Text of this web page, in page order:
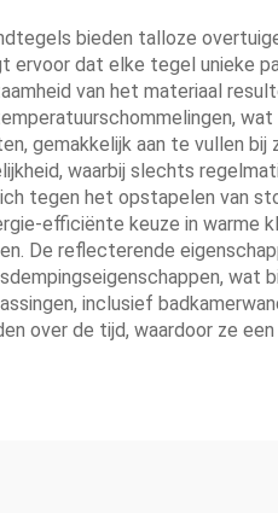
bieden talloze
ervoor dat elke tegel unieke
van het materiaal
gemakkelijk aan te vullen
waarbij slechts
tegen het opstapelen van
efficiënte keuze in
De reflecterende
wat
inclusief
over de tijd, waardoor ze